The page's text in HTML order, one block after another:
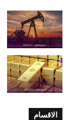
الاقسام